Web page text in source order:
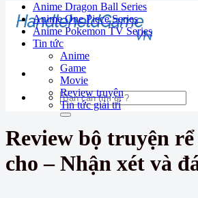
Anime Dragon Ball Series
Anime One Piece Series
Anime Pokemon TV Series
Tin tức
Anime
Game
Movie
Review truyện
Tin tức giải trí
Review bộ truyện
cho – Nhận xét và